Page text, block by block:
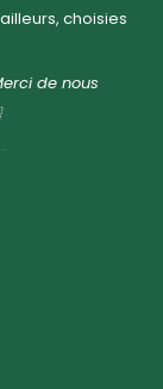
choisies
de nous